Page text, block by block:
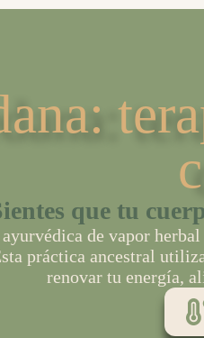
que tu
ayurvédica de vapor
práctica ancestral
renovar tu energía,